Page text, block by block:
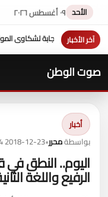
الأحد ٠٩ أغسطس ٢٠٢٦
آخر الأخبار...وزير العدل يفتتح محكمة
صوت الوطن
أخبار
بواسطةمحرر•
2018-12-23 07:54
اليوم.. النطق
الرفيع واللغة